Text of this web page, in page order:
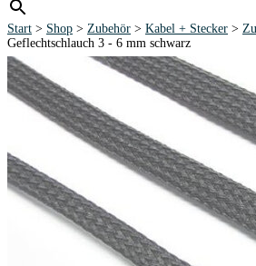
Start > Shop > Zubehör > Kabel + Stecker >
Geflechtschlauch 3 - 6 mm schwarz